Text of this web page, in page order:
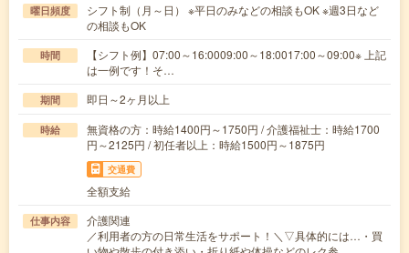
曜日頻度
シフト制（月～日） ※平日のみなどの相談もOK ※週3日など
の相談もOK
時間
【シフト例】07:00～16:0009:00～18:0017:00～09:00※ 上記
は一例です！そ…
期間 即日～2ヶ月以上
時給
無資格の方：時給1400円～1750円 / 介護福祉士：時給1700
円～2125円 / 初任者以上：時給1500円～1875円
交通費
全額支給
仕事内容
介護関連
／利用者の方の日常生活をサポート！＼▽具体的には…・買